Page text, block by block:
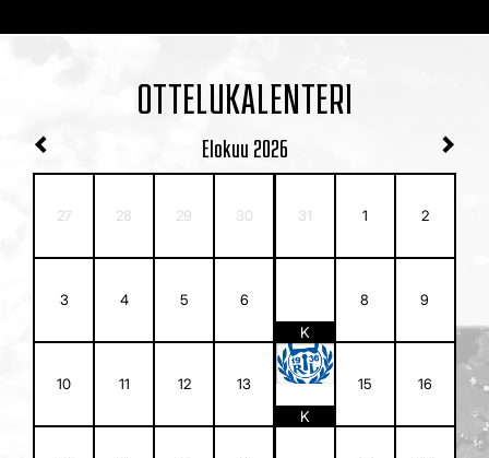
OTTELUKALENTERI
Elokuu 2026
27 28 29 30 31 1 2
3 4 5 6
K
8 9
10 11 12 13
14
K
15 16